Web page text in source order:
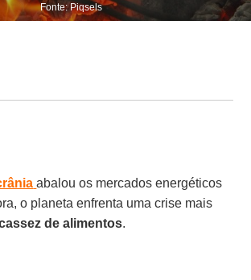
Fonte: Piqsels
abalou os mercados energéticos
o planeta enfrenta uma crise mais
de alimentos.